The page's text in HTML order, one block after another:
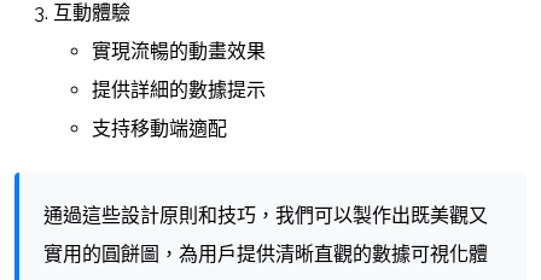
互動體驗
實現流暢的動畫效果
提供詳細的數據提示
支持移動端適配
通過這些設計原則和技巧，我們可以製作出既美觀又
實用的圓餅圖，為用戶提供清晰直觀的數據可視化體